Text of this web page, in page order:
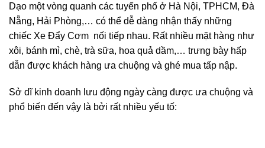
Dạo một vòng quanh các tuyến phố ở Hà Nội, TPHCM, Đà
Nẵng, Hải Phòng,… có thể dễ dàng nhận thấy những
chiếc Xe Đẩy Cơm nối tiếp nhau. Rất nhiều mặt hàng như
xôi, bánh mì, chè, trà sữa, hoa quả dầm,… trưng bày hấp
dẫn được khách hàng ưa chuộng và ghé mua tấp nập.
Sở dĩ kinh doanh lưu động ngày càng được ưa chuộng và
phổ biến đến vậy là bởi rất nhiều yếu tố: